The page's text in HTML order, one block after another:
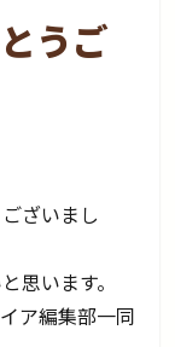
うご
ざいまし
思います。
ア編集部一同